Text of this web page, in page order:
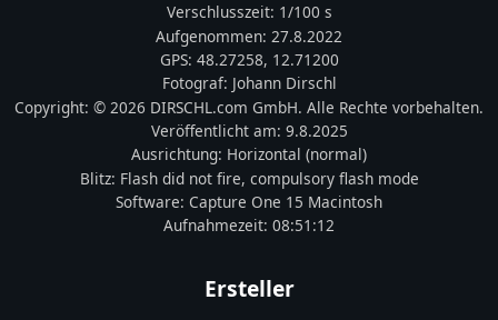
Verschlusszeit: 1/100 s
Aufgenommen: 27.8.2022
GPS: 48.27258, 12.71200
Fotograf: Johann Dirschl
Copyright: © 2026 DIRSCHL.com GmbH. Alle Rechte vorbehalten.
Veröffentlicht am: 9.8.2025
Ausrichtung: Horizontal (normal)
Blitz: Flash did not fire, compulsory flash mode
Software: Capture One 15 Macintosh
Aufnahmezeit: 08:51:12
Ersteller